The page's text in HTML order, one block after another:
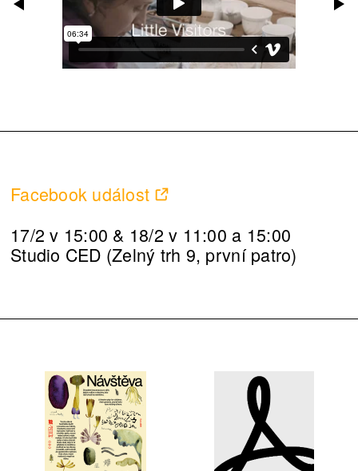
Facebook událost
17/2 v 15:00 & 18/2 v 11:00 a 15:00
Studio CED (Zelný trh 9, první patro)